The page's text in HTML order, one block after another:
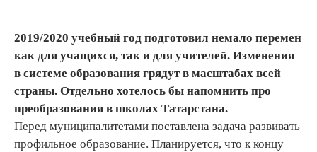
2019/2020 учебный год подготовил немало перемен
как для учащихся, так и для учителей. Изменения
в системе образования грядут в масштабах всей
страны. Отдельно хотелось бы напомнить про
преобразования в школах Татарстана.
Перед муниципалитетами поставлена задача развивать
профильное образование. Планируется, что к концу